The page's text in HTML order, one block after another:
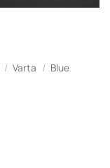
/ Varta / Blue